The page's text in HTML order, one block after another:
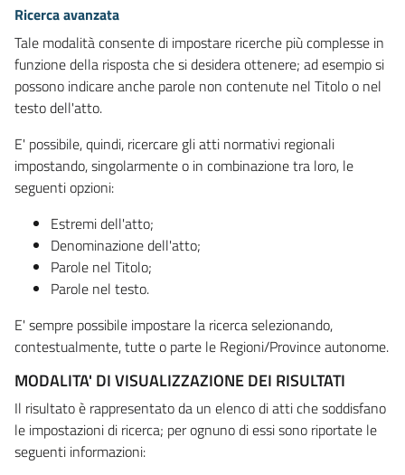
Ricerca avanzata
Tale modalità consente di impostare ricerche più complesse in
funzione della risposta che si desidera ottenere; ad esempio si
possono indicare anche parole non contenute nel Titolo o nel
testo dell'atto.
E' possibile, quindi, ricercare gli atti normativi regionali
impostando, singolarmente o in combinazione tra loro, le
seguenti opzioni:
Estremi dell'atto;
Denominazione dell'atto;
Parole nel Titolo;
Parole nel testo.
E' sempre possibile impostare la ricerca selezionando,
contestualmente, tutte o parte le Regioni/Province autonome.
MODALITA' DI VISUALIZZAZIONE DEI RISULTATI
Il risultato è rappresentato da un elenco di atti che soddisfano
le impostazioni di ricerca; per ognuno di essi sono riportate le
seguenti informazioni: